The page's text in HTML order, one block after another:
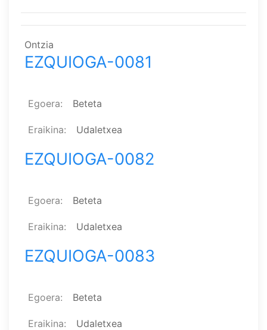
Ontzia
EZQUIOGA-0081
Egoera Beteta
Eraikina Udaletxea
EZQUIOGA-0082
Egoera Beteta
Eraikina Udaletxea
EZQUIOGA-0083
Egoera Beteta
Eraikina Udaletxea